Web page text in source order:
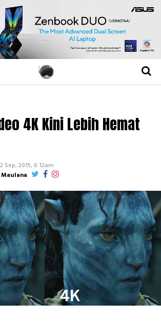
4K Kini Lebih Hemat
Sep, 2015, 6:12am